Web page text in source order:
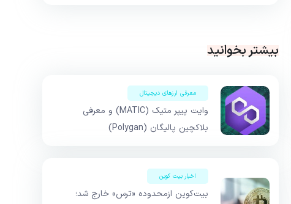
بیشتر بخوانید
معرفی ارزهای دیجیتال
وایت پیپر متیک (MATIC) و معرفی
بلاکچین پالیگان (Polygan)
اخبار بیت کوین
بیت‌کوین ازمحدوده «ترس» خارج شد؛